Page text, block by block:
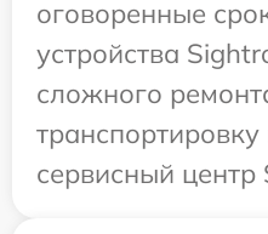
оговоренные
устройства
сложного
сервисный центр